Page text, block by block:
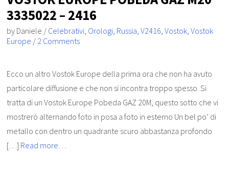
3335022 – 2416
by Daniele / Celebrativi, Orologi, Russia,V2416,Vostok,Vostok
Europe / 2 Comments
Ecco un altro Vostok Europe della prima ora che non ha avuto
particolare diffusione e che non si incontra troppo spesso. Si
tratta di un Vostok Europe Pobeda GAZ 20M, questo sotto che vi
mostrerò alternando foto in posa a foto in esterno Un bel po’ di
metallo con dentro un quadrante scuro abbastanza profondo
[…] Read more…